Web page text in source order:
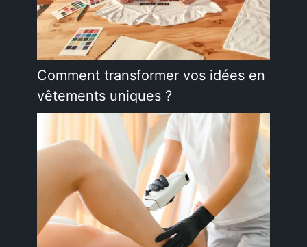
Comment transformer vos idées en
vêtements uniques ?